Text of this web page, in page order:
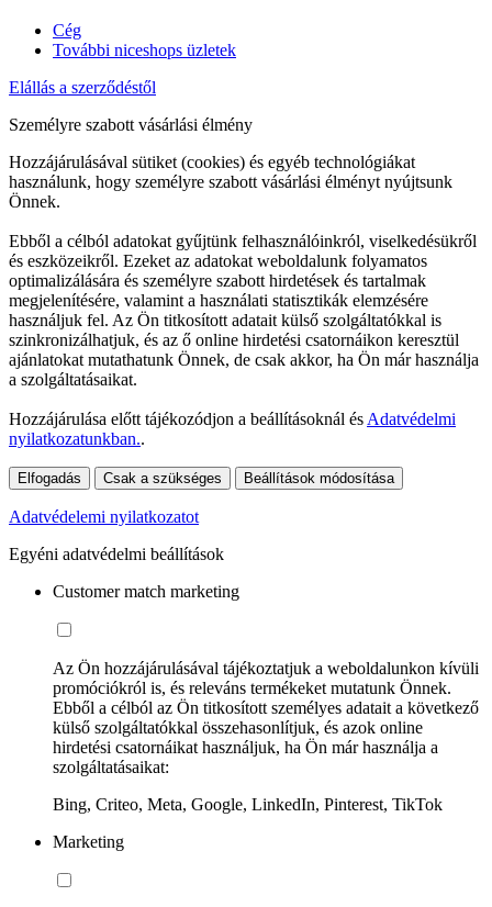
Cég
További niceshops üzletek
Elállás a szerződéstől
Személyre szabott vásárlási élmény
Hozzájárulásával sütiket (cookies) és egyéb technológiákat
használunk, hogy személyre szabott vásárlási élményt nyújtsunk
Önnek.
Ebből a célból adatokat gyűjtünk felhasználóinkról, viselkedésükről
és eszközeikről. Ezeket az adatokat weboldalunk folyamatos
optimalizálására és személyre szabott hirdetések és tartalmak
megjelenítésére, valamint a használati statisztikák elemzésére
használjuk fel. Az Ön titkosított adatait külső szolgáltatókkal is
szinkronizálhatjuk, és az ő online hirdetési csatornáikon keresztül
ajánlatokat mutathatunk Önnek, de csak akkor, ha Ön már használja
a szolgáltatásaikat.
Hozzájárulása előtt tájékozódjon a beállításoknál és Adatvédelmi
nyilatkozatunkban..
Elfogadás Csak a szükséges Beállítások módosítása
Adatvédelemi nyilatkozatot
Egyéni adatvédelmi beállítások
Customer match marketing
Az Ön hozzájárulásával tájékoztatjuk a weboldalunkon kívüli
promóciókról is, és releváns termékeket mutatunk Önnek.
Ebből a célból az Ön titkosított személyes adatait a következő
külső szolgáltatókkal összehasonlítjuk, és azok online
hirdetési csatornáikat használjuk, ha Ön már használja a
szolgáltatásaikat:
Bing, Criteo, Meta, Google, LinkedIn, Pinterest, TikTok
Marketing